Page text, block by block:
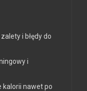
i błędy do
i
kalorii nawet po